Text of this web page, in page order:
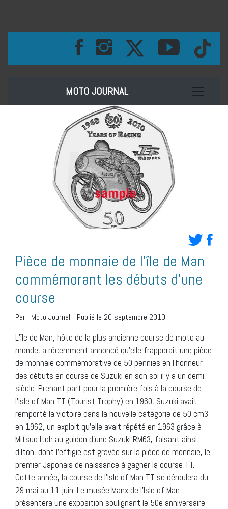
MOTO JOURNAL Toggle
Pièce de monnaie de l’île de Man
commémorant les débuts d’une
course
Par : Moto Journal - Publié le 20 septembre 2010
L’île de Man, hôte de la plus ancienne course de moto au
monde, a récemment annoncé qu’elle frapperait une pièce
de monnaie commémorative de 50 pennies en l’honneur
des débuts en course de Suzuki en son sol il y a un demi-
siècle. Prenant part pour la première fois à la course de
l’Isle of Man TT (Tourist Trophy) en 1960, Suzuki avait
remporté la victoire dans la nouvelle catégorie de 50 cm3
en 1962, un exploit qu’elle avait répété en 1963 grâce à
Mitsuo Itoh au guidon d’une Suzuki RM63, faisant ainsi
d’Itoh, dont l’effigie est gravée sur la pièce de monnaie, le
premier Japonais de naissance à gagner la course TT.
Cette année, la course de l’Isle of Man TT se déroulera du
29 mai au 11 juin. Le musée Manx de l’Isle of Man
présentera une exposition soulignant le 50e anniversaire